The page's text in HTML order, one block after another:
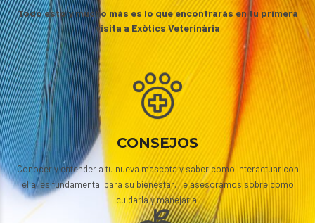
Todo esto y mucho más es lo que encontrarás en tu primera
visita a Exòtics Veterinària
CONSEJOS
Conocer y entender a tu nueva mascota y saber como interactuar con
ella, es fundamental para su bienestar. Te asesoramos sobre como
cuidarla y manejarla.